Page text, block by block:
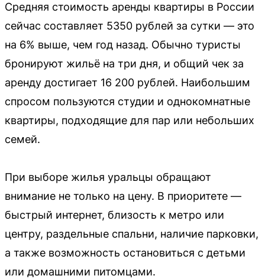
Средняя стоимость аренды квартиры в России
сейчас составляет 5350 рублей за сутки — это
на 6% выше, чем год назад. Обычно туристы
бронируют жильё на три дня, и общий чек за
аренду достигает 16 200 рублей. Наибольшим
спросом пользуются студии и однокомнатные
квартиры, подходящие для пар или небольших
семей.
При выборе жилья уральцы обращают
внимание не только на цену. В приоритете —
быстрый интернет, близость к метро или
центру, раздельные спальни, наличие парковки,
а также возможность остановиться с детьми
или домашними питомцами.